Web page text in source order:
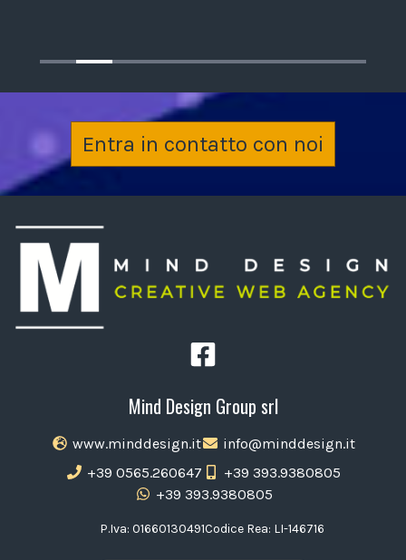
Entra in contatto con noi
Mind Design Group srl
www.minddesign.it
info@minddesign.it
+39 0565.260647
+39 393.9380805
+39 393.9380805
P.Iva: 01660130491Codice Rea: LI-146716